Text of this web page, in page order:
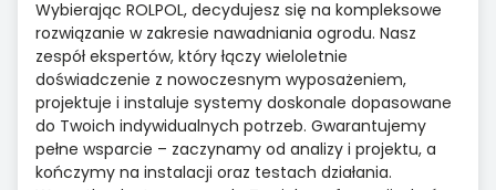
Wybierając ROLPOL, decydujesz się na kompleksowe
rozwiązanie w zakresie nawadniania ogrodu. Nasz
zespół ekspertów, który łączy wieloletnie
doświadczenie z nowoczesnym wyposażeniem,
projektuje i instaluje systemy doskonale dopasowane
do Twoich indywidualnych potrzeb. Gwarantujemy
pełne wsparcie – zaczynamy od analizy i projektu, a
kończymy na instalacji oraz testach działania.